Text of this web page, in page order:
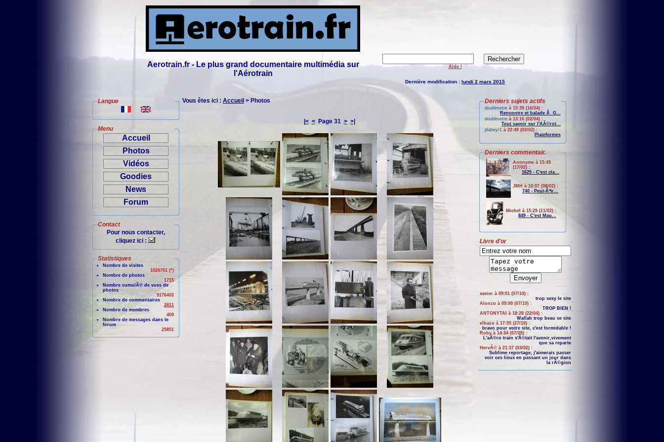
Aerotrain.fr - Le plus grand documentaire multimédia sur
l'Aérotrain
Aide !
Dernière modification : lundi 2 mars 2015
Langue
Menu
Accueil
Photos
Vidéos
Goodies
News
Forum
Contact
Pour nous contacter,
cliquez ici :
Statistiques
Nombre de visites
1020701 (*)
Nombre de photos
1715
Nombre cumulÃ© de vues de
photos
9176402
Nombre de commentaires
2811
Nombre de membres
409
Nombre de messages dans le
forum
25851
Vous êtes ici : Accueil > Photos
|< <Page 31 > >|
Derniers sujets actifs
doublmetre à 15:39 (16/04) :
Rencontre et balade Ã G...
doublmetre à 13:16 (02/04) :
Tout savoir sur l'AÃ©rot...
plabeyr1 à 22:49 (03/02) :
Plateformes
Derniers commentair.
Anonyme à 15:45
(17/02) :
1625 - C'est cla...
JMH à 10:07 (08/02) :
740 - Peut-Ãªtr...
Michel à 15:29 (11/02) :
849 - C'est Mau...
Livre d'or
xavier à 09:01 (07/10) :
trop sexy le site
Alonzo à 09:00 (07/10) :
TROP BIEN !
ANTONYTAI à 18:28 (22/04) :
Wallah trop beau se site
elbazo à 17:55 (27/10) :
bravo pour votre site, c'est formidable !
Roby à 14:34 (07/05) :
L'aÃ©ro train s'Ã©tait l'avenir,vivement
que sa reparte
HervÃ© à 21:37 (03/02) :
Sublime reportage, j'aimerais passer
voir ces lieux en passant un jour dans
la rÃ©gion